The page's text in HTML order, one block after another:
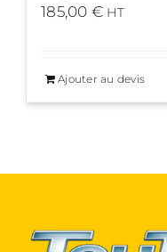
185,00 € HT
Ajouter au devis